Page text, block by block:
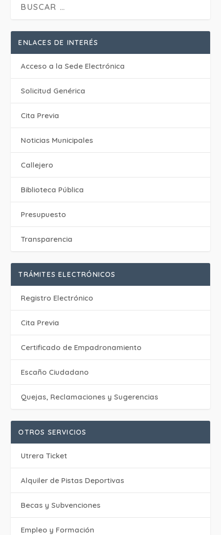
ENLACES DE INTERÉS
Acceso a la Sede Electrónica
Solicitud Genérica
Cita Previa
‎Noticias Municipales
Callejero
Biblioteca Pública
Presupuesto
Transparencia
TRÁMITES ELECTRÓNICOS
Registro Electrónico
Cita Previa
Certificado de Empadronamiento
Escaño Ciudadano
Quejas, Reclamaciones y Sugerencias
OTROS SERVICIOS
Utrera Ticket
Alquiler de Pistas Deportivas
Becas y Subvenciones
Empleo y Formación